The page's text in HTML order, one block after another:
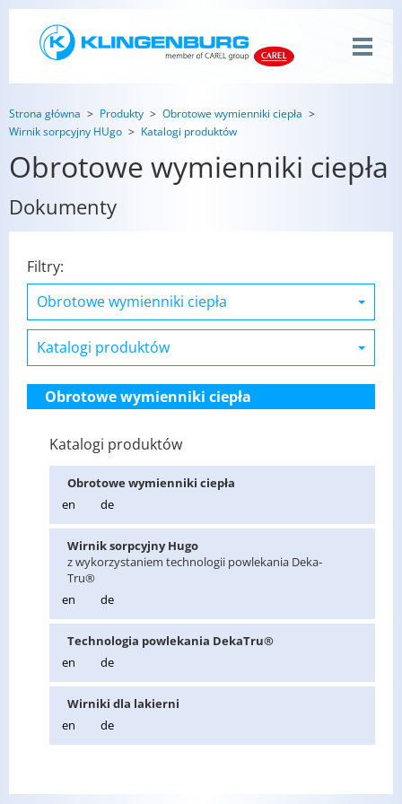
Strona główna Produkty
Obrotowe wymienniki ciepła
Wirnik sorpcyjny HUgo
Katalogi produktów
Obrotowe wymienniki ciepła
Dokumenty
Filtry:
Obrotowe wymienniki ciepła
Katalogi produktów
Ob­ro­to­we wy­mien­ni­ki cie­pła
en
de
Wir­nik sorp­cyj­ny Hugo
z wy­ko­rzy­sta­niem tech­no­lo­gii po­wle­ka­nia De­ka­
Tru®
en
de
Tech­no­lo­gia po­wle­ka­nia De­ka­Tru®
en
de
Wir­ni­ki dla la­kier­ni
en
de